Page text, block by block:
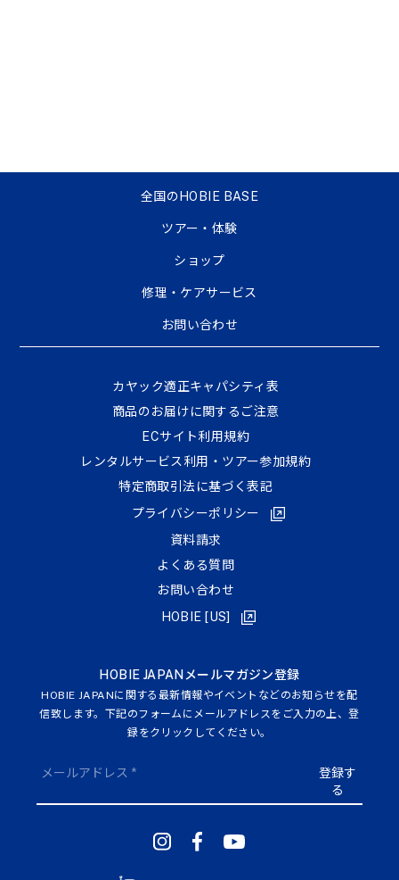
全国のHOBIE BASE
ツアー・体験
ショップ
修理・ケアサービス
お問い合わせ
HOBIE JAPANメールマガジン登録
HOBIE JAPANに関する最新情報やイベントなどのお知らせを配
信致します。下記のフォームにメールアドレスをご入力の上、登
録をクリックしてください。
カヤック適正キャパシティ表
商品のお届けに関するご注意
ECサイト利⽤規約
レンタルサービス利用・ツアー参加規約
特定商取引法に基づく表記
プライバシーポリシー
資料請求
よくある質問
お問い合わせ
HOBIE [US]